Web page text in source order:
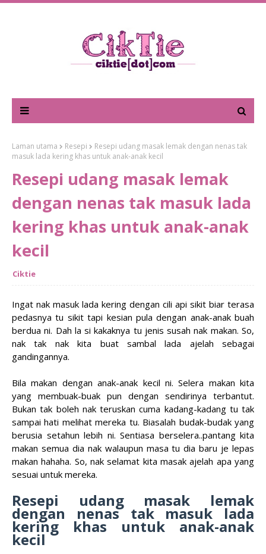
Laman utama Resepi
Resepi udang masak lemak dengan nenas tak
masuk lada kering khas untuk anak-anak kecil
Resepi udang masak lemak
dengan nenas tak masuk lada
kering khas untuk anak-anak
kecil
Ciktie
Ingat nak masuk lada kering dengan cili api sikit biar terasa
pedasnya tu sikit tapi kesian pula dengan anak-anak buah
berdua ni. Dah la si kakaknya tu jenis susah nak makan. So,
nak tak nak kita buat sambal lada ajelah sebagai
gandingannya.
Bila makan dengan anak-anak kecil ni. Selera makan kita
yang membuak-buak pun dengan sendirinya terbantut.
Bukan tak boleh nak teruskan cuma kadang-kadang tu tak
sampai hati melihat mereka tu. Biasalah budak-budak yang
berusia setahun lebih ni. Sentiasa berselera..pantang kita
makan semua dia nak walaupun masa tu dia baru je lepas
makan hahaha. So, nak selamat kita masak ajelah apa yang
sesuai untuk mereka.
Resepi udang masak lemak
dengan nenas tak masuk lada
kering khas untuk anak-anak
kecil